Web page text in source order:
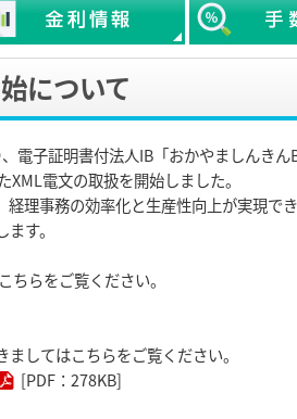
について
電子証明書付法人IB「おかやましんき
XML電文の取扱を開始しました。
経理事務の効率化と生産性向上が実現で
す。
ちらをご覧ください。
してはこちらをご覧ください。
[PDF：278KB]